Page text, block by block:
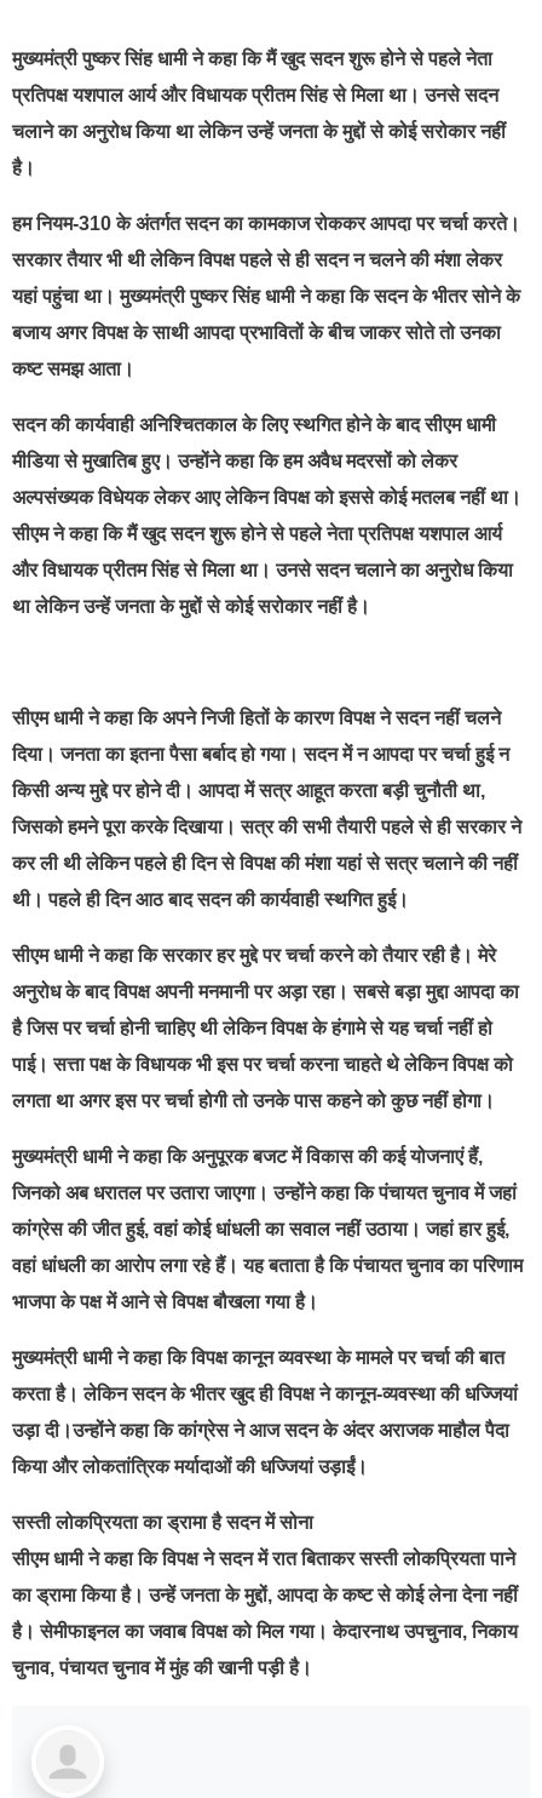
मुख्यमंत्री पुष्कर सिंह धामी ने कहा कि मैं खुद सदन शुरू होने से पहले नेता
प्रतिपक्ष यशपाल आर्य और विधायक प्रीतम सिंह से मिला था। उनसे सदन
चलाने का अनुरोध किया था लेकिन उन्हें जनता के मुद्दों से कोई सरोकार नहीं
है।
हम नियम-310 के अंतर्गत सदन का कामकाज रोककर आपदा पर चर्चा करते।
सरकार तैयार भी थी लेकिन विपक्ष पहले से ही सदन न चलने की मंशा लेकर
यहां पहुंचा था। मुख्यमंत्री पुष्कर सिंह धामी ने कहा कि सदन के भीतर सोने के
बजाय अगर विपक्ष के साथी आपदा प्रभावितों के बीच जाकर सोते तो उनका
कष्ट समझ आता।
सदन की कार्यवाही अनिश्चितकाल के लिए स्थगित होने के बाद सीएम धामी
मीडिया से मुखातिब हुए। उन्होंने कहा कि हम अवैध मदरसों को लेकर
अल्पसंख्यक विधेयक लेकर आए लेकिन विपक्ष को इससे कोई मतलब नहीं था।
सीएम ने कहा कि मैं खुद सदन शुरू होने से पहले नेता प्रतिपक्ष यशपाल आर्य
और विधायक प्रीतम सिंह से मिला था। उनसे सदन चलाने का अनुरोध किया
था लेकिन उन्हें जनता के मुद्दों से कोई सरोकार नहीं है।
सीएम धामी ने कहा कि अपने निजी हितों के कारण विपक्ष ने सदन नहीं चलने
दिया। जनता का इतना पैसा बर्बाद हो गया। सदन में न आपदा पर चर्चा हुई न
किसी अन्य मुद्दे पर होने दी। आपदा में सत्र आहूत करता बड़ी चुनौती था,
जिसको हमने पूरा करके दिखाया। सत्र की सभी तैयारी पहले से ही सरकार ने
कर ली थी लेकिन पहले ही दिन से विपक्ष की मंशा यहां से सत्र चलाने की नहीं
थी। पहले ही दिन आठ बाद सदन की कार्यवाही स्थगित हुई।
सीएम धामी ने कहा कि सरकार हर मुद्दे पर चर्चा करने को तैयार रही है। मेरे
अनुरोध के बाद विपक्ष अपनी मनमानी पर अड़ा रहा। सबसे बड़ा मुद्दा आपदा का
है जिस पर चर्चा होनी चाहिए थी लेकिन विपक्ष के हंगामे से यह चर्चा नहीं हो
पाई। सत्ता पक्ष के विधायक भी इस पर चर्चा करना चाहते थे लेकिन विपक्ष को
लगता था अगर इस पर चर्चा होगी तो उनके पास कहने को कुछ नहीं होगा।
मुख्यमंत्री धामी ने कहा कि अनुपूरक बजट में विकास की कई योजनाएं हैं,
जिनको अब धरातल पर उतारा जाएगा। उन्होंने कहा कि पंचायत चुनाव में जहां
कांग्रेस की जीत हुई, वहां कोई धांधली का सवाल नहीं उठाया। जहां हार हुई,
वहां धांधली का आरोप लगा रहे हैं। यह बताता है कि पंचायत चुनाव का परिणाम
भाजपा के पक्ष में आने से विपक्ष बौखला गया है।
मुख्यमंत्री धामी ने कहा कि विपक्ष कानून व्यवस्था के मामले पर चर्चा की बात
करता है। लेकिन सदन के भीतर खुद ही विपक्ष ने कानून-व्यवस्था की धज्जियां
उड़ा दी।उन्होंने कहा कि कांग्रेस ने आज सदन के अंदर अराजक माहौल पैदा
किया और लोकतांत्रिक मर्यादाओं की धज्जियां उड़ाईं।
सस्ती लोकप्रियता का ड्रामा है सदन में सोना
सीएम धामी ने कहा कि विपक्ष ने सदन में रात बिताकर सस्ती लोकप्रियता पाने
का ड्रामा किया है। उन्हें जनता के मुद्दों, आपदा के कष्ट से कोई लेना देना नहीं
है। सेमीफाइनल का जवाब विपक्ष को मिल गया। केदारनाथ उपचुनाव, निकाय
चुनाव, पंचायत चुनाव में मुंह की खानी पड़ी है।